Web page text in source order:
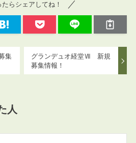
たらシェアしてね！
集
グランデュオ経堂Ⅶ 新規
募集情報！
人